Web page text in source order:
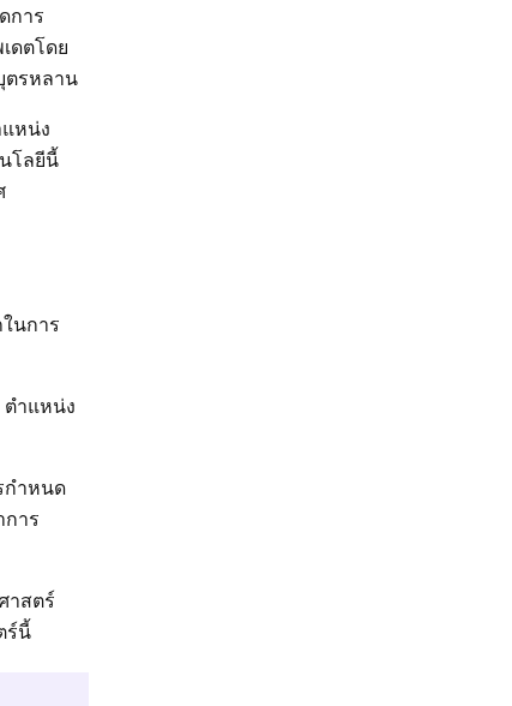
การ
ดตโดย
ตรหลาน
หน่ง
โลยีนี้
นการ
ำแหน่ง
กำหนด
าร
าสตร์
ร์นี้